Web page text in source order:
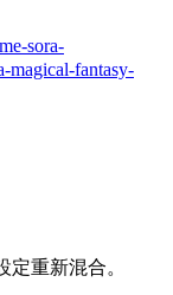
sora-
magical-fantasy-
重新混合。